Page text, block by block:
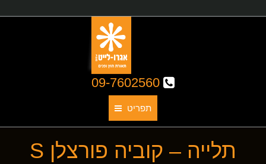
תפריט
תאורת גן
תלייה – קוביה פורצלן S